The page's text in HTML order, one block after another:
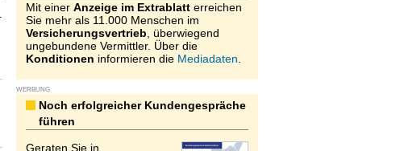
Mit einer Anzeige im Extrablatterreichen
Sie mehr als 11.000 Menschen im
Versicherungsvertrieb , überwiegend
ungebundene Vermittler. Über die
Konditionen informieren die Mediadaten
WERBUNG
Noch erfolgreicher Kundengespräche
führen
Geraten Sie in